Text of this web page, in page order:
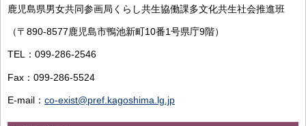
鹿児島県男女共同参画局くらし共生協働課多文化共生社会推進班
（〒890-8577鹿児島市鴨池新町10番1号県庁9階）
TEL：099-286-2546
Fax：099-286-5524
E-mail： co-exist@pref.kagoshima.lg.jp